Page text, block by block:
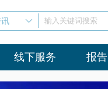
输入关键词搜索
线下服务 报告